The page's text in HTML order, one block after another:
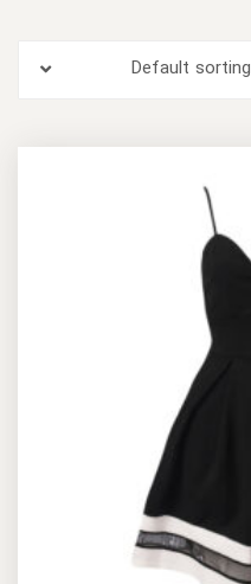
Default sorting